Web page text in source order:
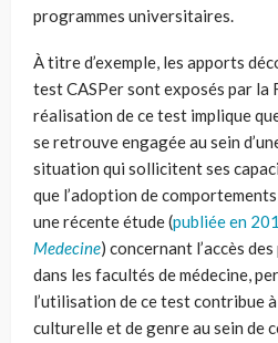
programmes universitaires.
À titre d’exemple, les apports
test CASPer sont exposés par la
réalisation de ce test implique
se retrouve engagée au sein
situation qui sollicitent ses
que l’adoption de
une récente étude (publiée en
Medecine) concernant l’accès
dans les facultés de médecine,
l’utilisation de ce test contribue
culturelle et de genre au sein de